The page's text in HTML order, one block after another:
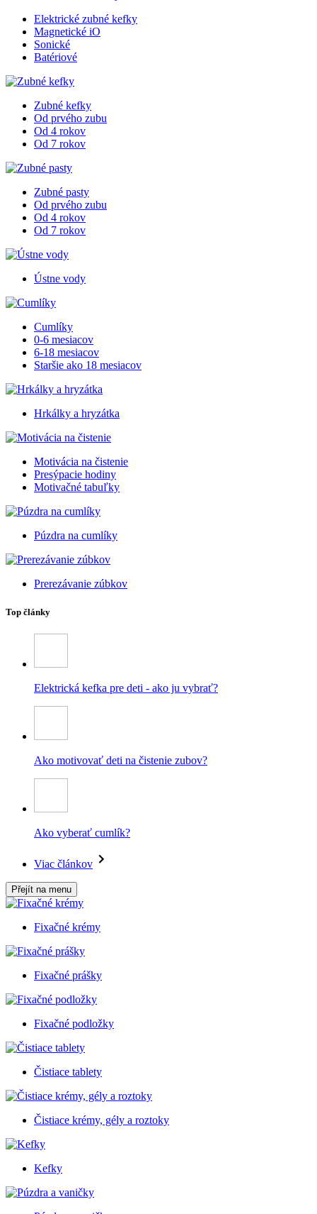
Elektrické zubné kefky
Magnetické iO
Sonické
Batériové
Zubné kefky
Od prvého zubu
Od 4 rokov
Od 7 rokov
Zubné pasty
Od prvého zubu
Od 4 rokov
Od 7 rokov
Ústne vody
Cumlíky
0-6 mesiacov
6-18 mesiacov
Staršie ako 18 mesiacov
Hrkálky a hryzátka
Motivácia na čistenie
Presýpacie hodiny
Motivačné tabuľky
Púzdra na cumlíky
Prerezávanie zúbkov
Top články
Elektrická kefka pre deti - ako ju vybrať?
Ako motivovať deti na čistenie zubov?
Ako vyberať cumlík?
Viac článkov
Přejít na menu
Fixačné krémy
Fixačné prášky
Fixačné podložky
Čistiace tablety
Čistiace krémy, gély a roztoky
Kefky